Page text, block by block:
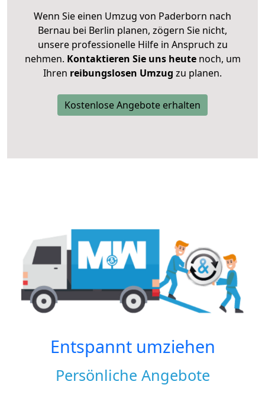
Wenn Sie einen Umzug von Paderborn nach
Bernau bei Berlin planen, zögern Sie nicht,
unsere professionelle Hilfe in Anspruch zu
nehmen. Kontaktieren Sie uns heutenoch, um
Ihren reibungslosen Umzug zu planen.
Kostenlose Angebote erhalten
Entspannt umziehen
Persönliche Angebote